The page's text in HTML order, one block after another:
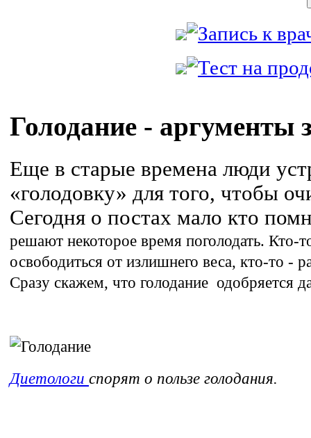
Голодание - аргументы
Еще в старые времена люди
«голодовку» для того, чтобы
Сегодня о постах мало кто
решают некоторое время поголодать. Кто-
освободиться от излишнего веса, кто-то -
Сразу скажем, что голодание одобряется
Диетологи спорят о пользе голодания.